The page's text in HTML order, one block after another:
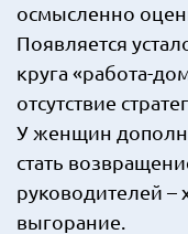
осмысленно
Появляется
круга «работа-
отсутствие
У женщин
стать
руководителей –
выгорание.